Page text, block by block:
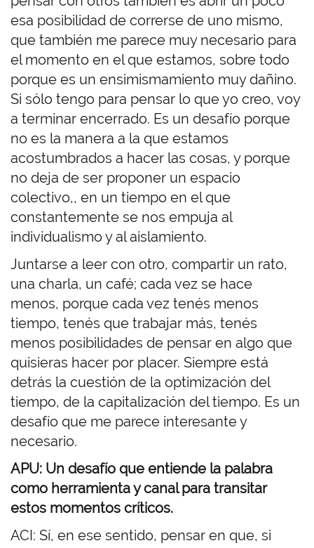
esa posibilidad de correrse de uno mismo,
que también me parece muy necesario para
el momento en el que estamos, sobre todo
porque es un ensimismamiento muy dañino.
Si sólo tengo para pensar lo que yo creo, voy
a terminar encerrado. Es un desafío porque
no es la manera a la que estamos
acostumbrados a hacer las cosas, y porque
no deja de ser proponer un espacio
colectivo,, en un tiempo en el que
constantemente se nos empuja al
individualismo y al aislamiento.
Juntarse a leer con otro, compartir un rato,
una charla, un café; cada vez se hace
menos, porque cada vez tenés menos
tiempo, tenés que trabajar más, tenés
menos posibilidades de pensar en algo que
quisieras hacer por placer. Siempre está
detrás la cuestión de la optimización del
tiempo, de la capitalización del tiempo. Es un
desafío que me parece interesante y
necesario.
APU: Un desafío que entiende la palabra
como herramienta y canal para transitar
estos momentos críticos.
ACI: Sí, en ese sentido, pensar en que, si